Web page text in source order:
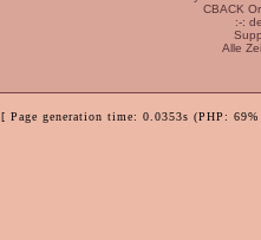
CBACK
:-:
Alle
[ Page generation time: 0.0353s (PHP: